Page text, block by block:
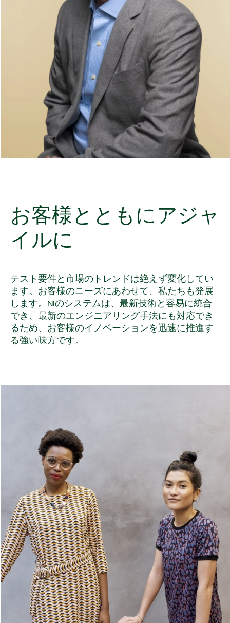
お客様 とともにアジャ
イルに
テスト要件と市場のトレンドは絶えず変化してい
ます。お客様のニーズにあわせて、私たちも発展
します。NIのシステムは、最新技術と容易に統合
でき、最新のエンジニアリング手法にも対応でき
るため、お客様のイノベーションを迅速に推進す
る強い味方です。